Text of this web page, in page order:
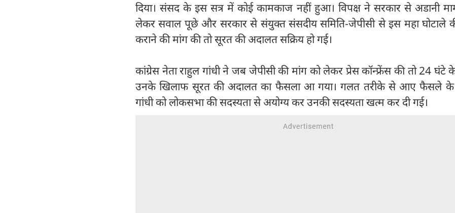
दिया। संसद के इस सत्र में कोई कामकाज नहीं हुआ। विपक्ष ने सरकार से अडानी
लेकर सवाल पूछे और सरकार से संयुक्त संसदीय समिति-जेपीसी से इस महा घोटाले
कराने की मांग की तो सूरत की अदालत सक्रिय हो गई।
कांग्रेस नेता राहुल गांधी ने जब जेपीसी की मांग को लेकर प्रेस कॉन्फ्रेंस की तो 24 घंटे
उनके खिलाफ सूरत की अदालत का फैसला आ गया। गलत तरीके से आए फैसले के
गांधी को लोकसभा की सदस्यता से अयोग्य कर उनकी सदस्यता खत्म कर दी गई।